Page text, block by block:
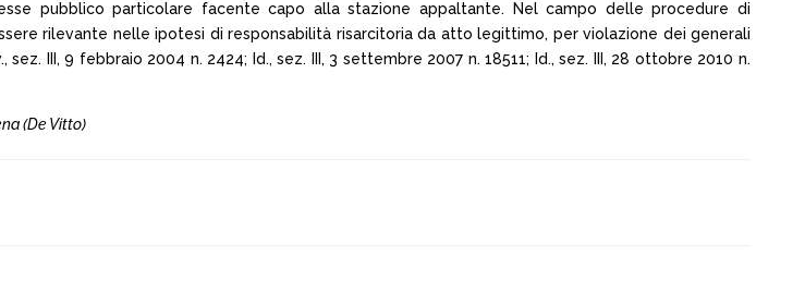
pubblico particolare facente capo alla stazione appaltante. Nel campo delle procedure di
rilevante nelle ipotesi di responsabilità risarcitoria da atto legittimo, per violazione dei generali
III, 9 febbraio 2004 n. 2424; Id., sez. III, 3 settembre 2007 n. 18511; Id., sez. III, 28 ottobre 2010 n.
(De Vitto)